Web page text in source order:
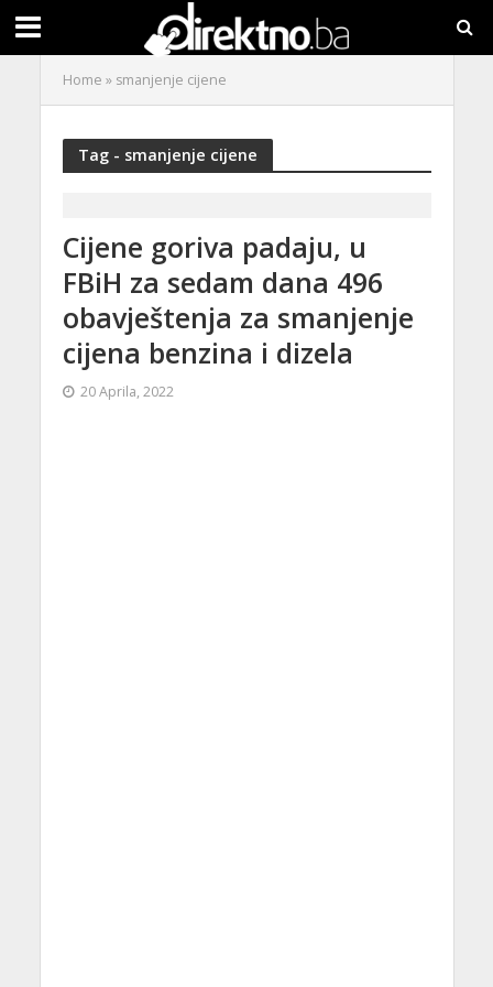
Home » smanjenje cijene
Tag - smanjenje cijene
Cijene goriva padaju, u
FBiH za sedam dana 496
obavještenja za smanjenje
cijena benzina i dizela
20 Aprila, 2022